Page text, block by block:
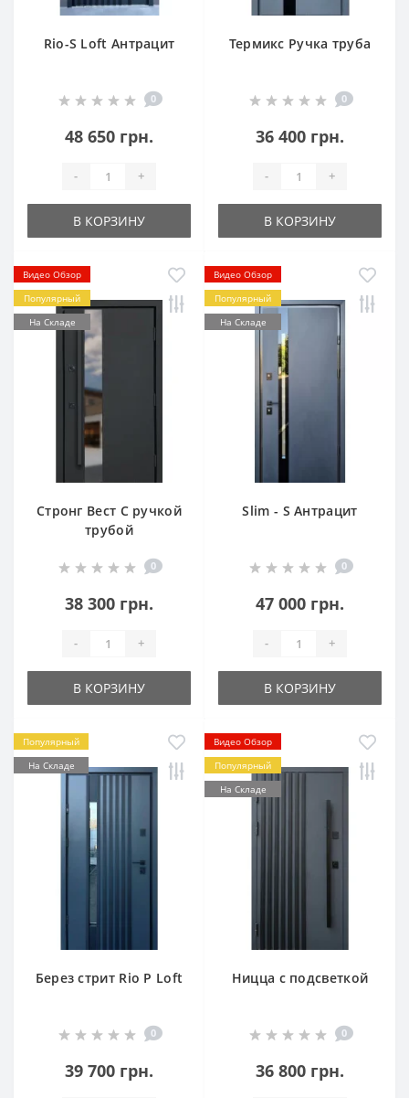
Rio-S Loft Антрацит
0
48 650 грн.
- +
В КОРЗИНУ
Термикс Ручка труба
0
36 400 грн.
- +
В КОРЗИНУ
Видео Обзор
Популярный
На Складе
Стронг Вест С ручкой
трубой
0
38 300 грн.
- +
В КОРЗИНУ
Видео Обзор
Популярный
На Складе
Slim - S Антрацит
0
47 000 грн.
- +
В КОРЗИНУ
Популярный
На Складе
Берез стрит Rio P Loft
0
39 700 грн.
Видео Обзор
Популярный
На Складе
Ницца с подсветкой
0
36 800 грн.